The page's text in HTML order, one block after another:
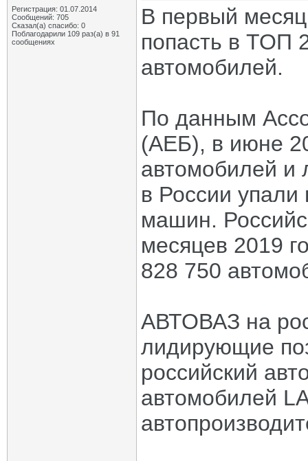
Регистрация: 01.07.2014
Сообщений: 705
Сказал(а) спасибо: 0
Поблагодарили 109 раз(а) в 91
сообщениях
В первый
попасть в ТОП
автомобилей.
По данным
(АЕБ), в июне
автомобилей и
в России упали
машин.
месяцев 2019
828 750
АВТОВАЗ на
лидирующие
российский
автомобилей